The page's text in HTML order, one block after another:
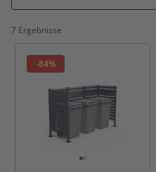
7 Ergebnisse
-84%